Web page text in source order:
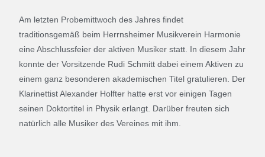
Am letzten Probemittwoch des Jahres findet
traditionsgemäß beim Herrnsheimer Musikverein Harmonie
eine Abschlussfeier der aktiven Musiker statt. In diesem Jahr
konnte der Vorsitzende Rudi Schmitt dabei einem Aktiven zu
einem ganz besonderen akademischen Titel gratulieren. Der
Klarinettist Alexander Holfter hatte erst vor einigen Tagen
seinen Doktortitel in Physik erlangt. Darüber freuten sich
natürlich alle Musiker des Vereines mit ihm.